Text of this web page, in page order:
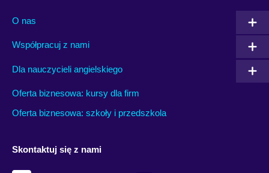
O nas
Współpracuj z nami
Dla nauczycieli angielskiego
Oferta biznesowa: kursy dla firm
Oferta biznesowa: szkoły i przedszkola
Skontaktuj się z nami